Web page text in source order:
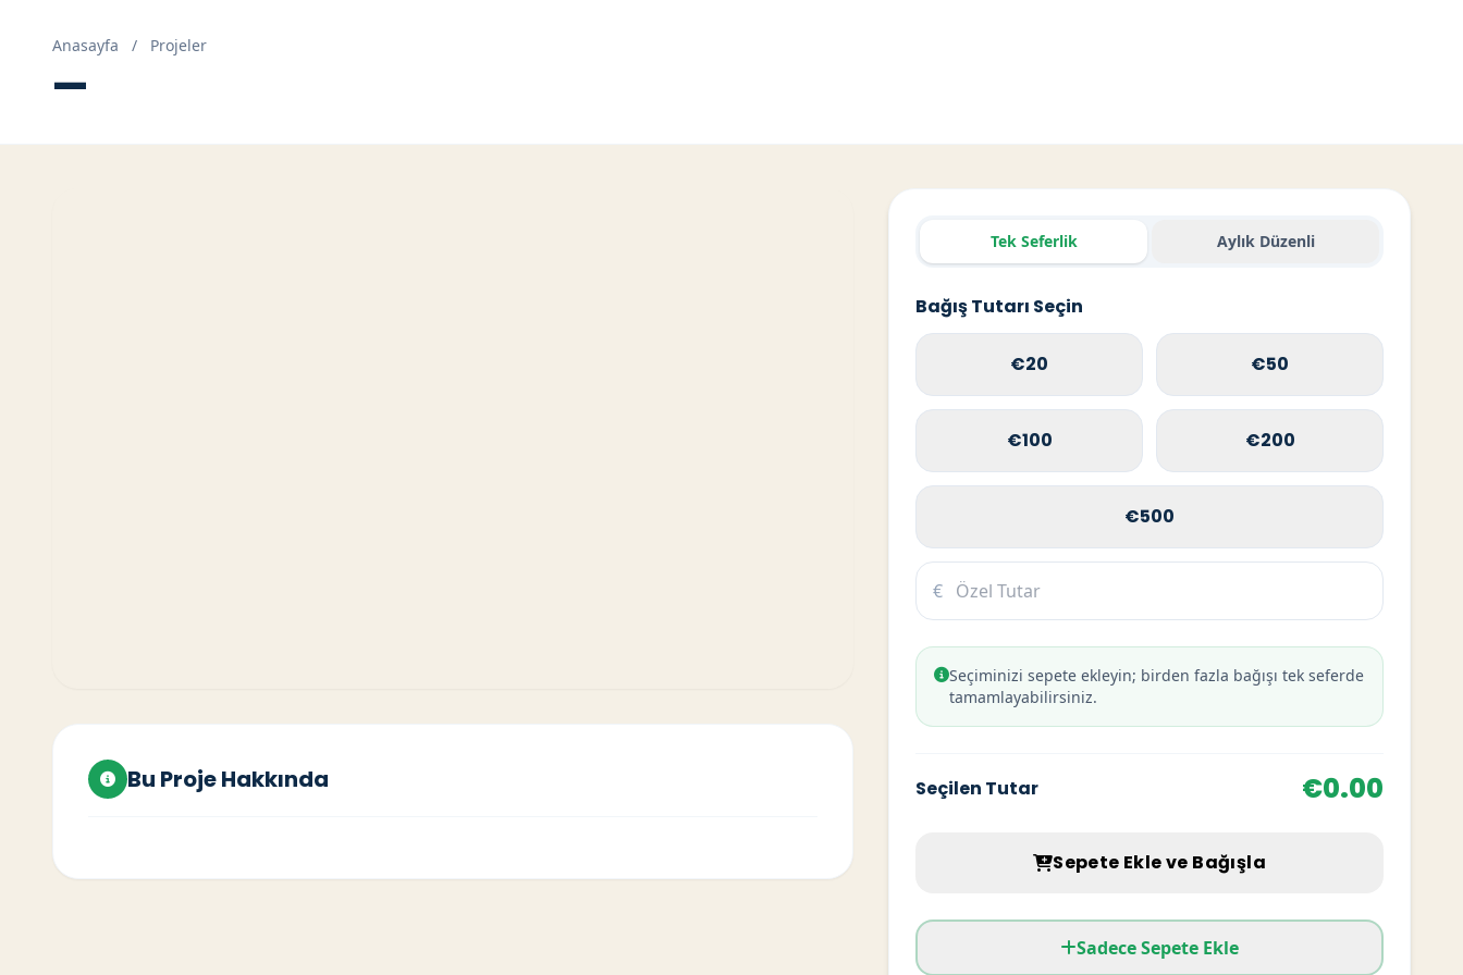
Anasayfa / Projeler
—
Bu Proje Hakkında
Tek Seferlik Aylık Düzenli
Bağış Tutarı Seçin
€20 €50
€100 €200
€500
€
Seçiminizi sepete ekleyin; birden fazla bağışı tek seferde
tamamlayabilirsiniz.
Seçilen Tutar €0.00
Sepete Ekle ve Bağışla
Sadece Sepete Ekle